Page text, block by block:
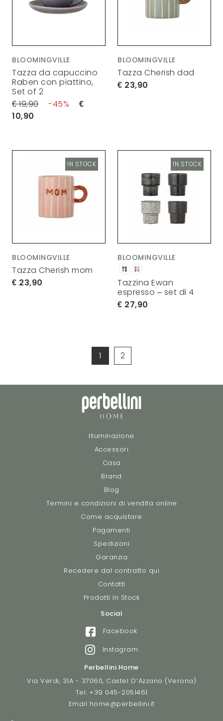
BLOOMINGVILLE
Tazza da capuccino
Raben con piattino,
Set of 2
19,90
45
10,90
BLOOMINGVILLE
Tazza Cherish dad
23,90
BLOOMINGVILLE
Tazza Cherish mom
23,90
IN STOCK
BLOOMINGVILLE
Tazzina Ewan
espresso – set di 4
27,90
IN STOCK
1 2
Illuminazione
Accessori
Casa
Brand
Blog
Termini e condizioni di vendita online
Come acquistare
Pagamenti
Spedizioni
Garanzia
Recedere dal contratto qui
Contatti
Prodotti In Stock
Social
Facebook
Instagram
Perbellini Home
Via Verdi, 31A - 37060, Castel D’Azzano (Verona)
Tel. +39 045-2051461
Email home@perbellini.it